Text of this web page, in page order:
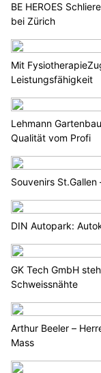
BE HEROES
bei Zürich
Mit
Leistungsfähigkeit
Lehmann
Qualität vom Profi
Souvenirs
DIN Autopark:
GK Tech GmbH
Schweissnähte
Arthur Beeler –
Mass